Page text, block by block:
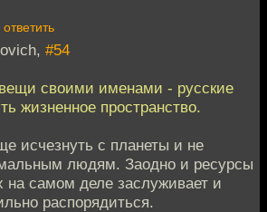
ответить
#54
своими именами - русские
жизненное пространство.
исчезнуть с планеты и не
людям. Заодно и ресурсы
на самом деле заслуживает и
распорядиться.